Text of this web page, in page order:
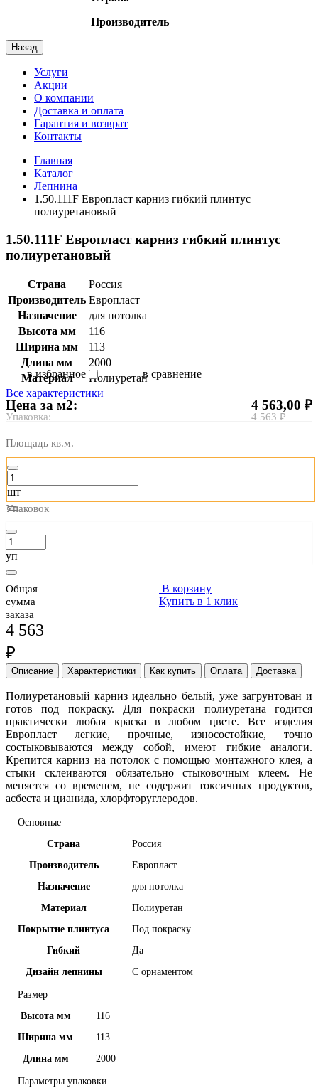
Производитель
Назад
Услуги
Акции
О компании
Доставка и оплата
Гарантия и возврат
Контакты
Главная
Каталог
Лепнина
1.50.111F Европласт карниз гибкий плинтус
полиуретановый
1.50.111F Европласт карниз гибкий плинтус
полиуретановый
Страна
Россия
Производитель Европласт
Назначение
для потолка
Высота мм
116
Ширина мм
113
Длина мм
2000
Материал
Полиуретан
Все характеристики
в избранное в сравнение
Цена за м2:
Упаковка:
4 563,00 ₽
4 563 ₽
Площадь кв.м.
шт
Упаковок
уп
Общая
сумма
заказа
4 563
₽
В корзину
Купить в 1 клик
Описание Характеристики Как купить Оплата Доставка
Полиуретановый карниз идеально белый, уже загрунтован и
готов под покраску. Для покраски полиуретана годится
практически любая краска в любом цвете. Все изделия
Европласт легкие, прочные, износостойкие, точно
состыковываются между собой, имеют гибкие аналоги.
Крепится карниз на потолок с помощью монтажного клея, а
стыки склеиваются обязательно стыковочным клеем. Не
меняется со временем, не содержит токсичных продуктов,
асбеста и цианида, хлорфторуглеродов.
Основные
Страна
Россия
Производитель
Европласт
Назначение
для потолка
Материал
Полиуретан
Покрытие плинтуса
Под покраску
Гибкий
Да
Дизайн лепнины
С орнаментом
Размер
Высота мм
116
Ширина мм
113
Длина мм
2000
Параметры упаковки